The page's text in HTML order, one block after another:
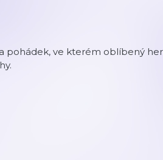
pohádek, ve kterém oblíbený